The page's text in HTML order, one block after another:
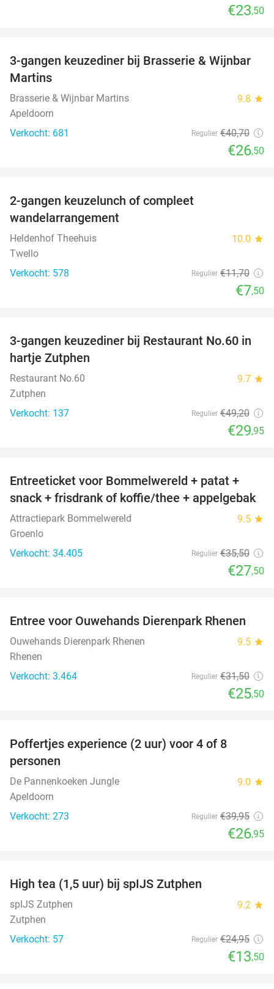
€23,50
35%
3-gangen keuzediner bij Brasserie & Wijnbar
Martins
Brasserie & Wijnbar Martins 9.8 star
Apeldoorn
Verkocht: 681
Regulier €40,70
€26,50
2-gangen keuzelunch of compleet
wandelarrangement
Heldenhof Theehuis 10.0 star
Twello
Verkocht: 578
Regulier €11,70
€7,50
39%
3-gangen keuzediner bij Restaurant No.60 in
hartje Zutphen
Restaurant No.60 9.7 star
Zutphen
Verkocht: 137
Regulier €49,20
€29,95
23%
Entreeticket voor Bommelwereld + patat +
snack + frisdrank of koffie/thee + appelgebak
Attractiepark Bommelwereld 9.5 star
Groenlo
Verkocht: 34.405
Regulier €35,50
€27,50
19%
Entree voor Ouwehands Dierenpark Rhenen
Ouwehands Dierenpark Rhenen 9.5 star
Rhenen
Verkocht: 3.464
Regulier €31,50
€25,50
Poffertjes experience (2 uur) voor 4 of 8
personen
De Pannenkoeken Jungle 9.0 star
Apeldoorn
Verkocht: 273
Regulier €39,95
€26,95
High tea (1,5 uur) bij spIJS Zutphen
spIJS Zutphen 9.2 star
Zutphen
Verkocht: 57
Regulier €24,95
€13,50